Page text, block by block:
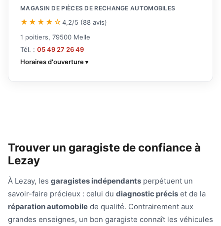
MAGASIN DE PIÈCES DE RECHANGE AUTOMOBILES
★★★★☆4,2/5 (88 avis)
1 poitiers, 79500 Melle
Tél. : 05 49 27 26 49
Horaires d'ouverture
Trouver un garagiste de confiance à
Lezay
À Lezay, les garagistes indépendants perpétuent un
savoir-faire précieux : celui du diagnostic précis et de la
réparation automobile de qualité. Contrairement aux
grandes enseignes, un bon garagiste connaît les véhicules